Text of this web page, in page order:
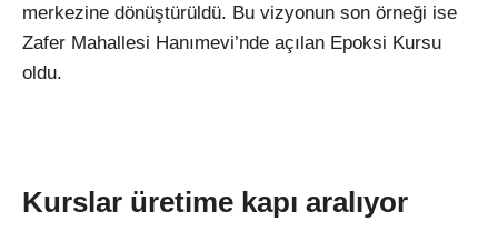
merkezine dönüştürüldü. Bu vizyonun son örneği ise
Zafer Mahallesi Hanımevi’nde açılan Epoksi Kursu
oldu.
Kurslar üretime kapı aralıyor